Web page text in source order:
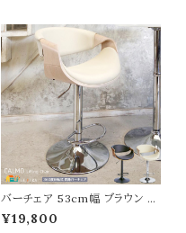
バーチェア 53cm幅 ブラウン ナ
チュラル 昇降式チェア 360度回
転 合皮チェア 合成皮革 椅子 幅
¥19,800